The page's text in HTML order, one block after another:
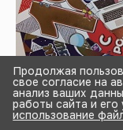
Продолжая
свое согласие на
анализ ваших
работы сайта и его
использование